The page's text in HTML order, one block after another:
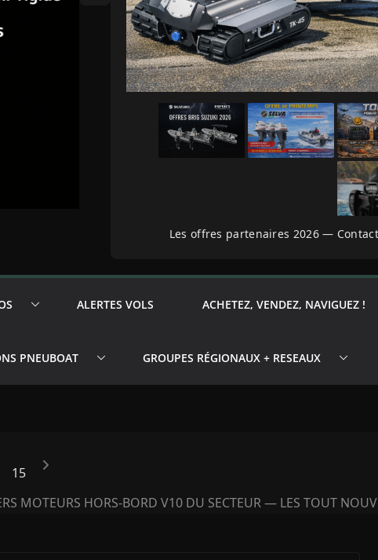
Les offres partenaires 2026 —
ALERTES VOLS ACHETEZ, VENDEZ, NAVIGUEZ !
PNEUBOAT GROUPES RÉGIONAUX + RESEAUX
15
MOTEURS HORS-BORD V10 DU SECTEUR — LES TOUT